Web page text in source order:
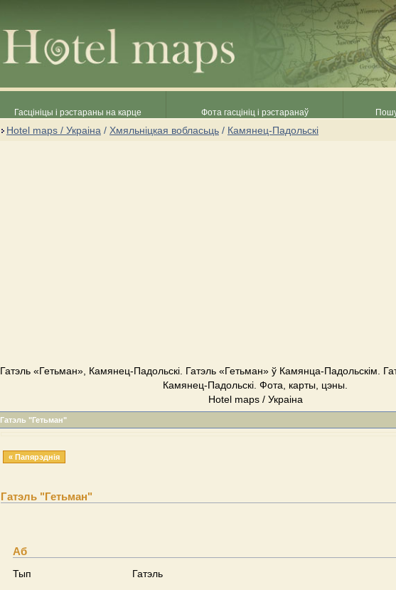
Гасцініцы і рэстараны на карце Фота гасцініц і рэстаранаў
Hotel maps / Украіна / Хмяльніцкая вобласьць / Камянец-Падольскі
Гатэль «Гетьман», Камянец-Падольскі. Гатэль «Гетьман» ў Камянца-Падольскім.
Камянец-Падольскі. Фота, карты, цэны.
Hotel maps / Украіна
Гатэль "Гетьман"
« Папярэднія
Гатэль "Гетьман"
Аб
Тып
Гатэль